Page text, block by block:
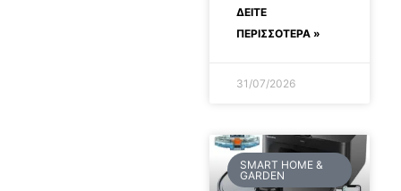
ΔΕΊΤΕ
ΠΕΡΙΣΣΟΤΕΡΑ »
31/07/2026
SMART HOME &
GARDEN